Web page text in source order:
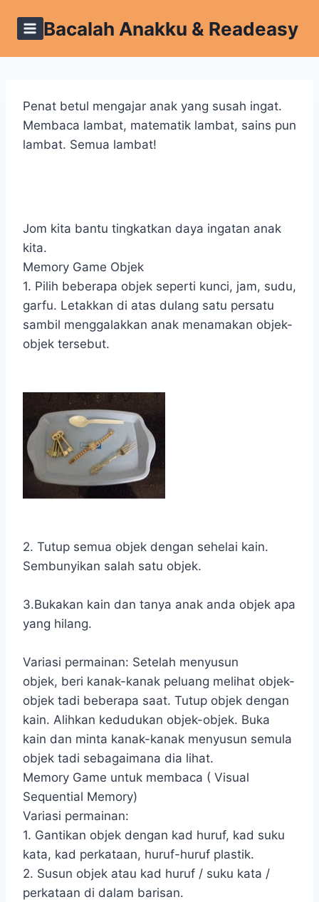
Bacalah Anakku & Readeasy
Penat betul mengajar anak yang susah ingat.
Membaca lambat, matematik lambat, sains pun
lambat. Semua lambat!
Jom kita bantu tingkatkan daya ingatan anak
kita.
Memory Game Objek
1. Pilih beberapa objek seperti kunci, jam, sudu,
garfu. Letakkan di atas dulang satu persatu
sambil menggalakkan anak menamakan objek-
objek tersebut.
2. Tutup semua objek dengan sehelai kain.
Sembunyikan salah satu objek.
3.Bukakan kain dan tanya anak anda objek apa
yang hilang.
Variasi permainan: Setelah menyusun
objek, beri kanak-kanak peluang melihat objek-
objek tadi beberapa saat. Tutup objek dengan
kain. Alihkan kedudukan objek-objek. Buka
kain dan minta kanak-kanak menyusun semula
objek tadi sebagaimana dia lihat.
Memory Game untuk membaca ( Visual
Sequential Memory)
Variasi permainan:
1. Gantikan objek dengan kad huruf, kad suku
kata, kad perkataan, huruf-huruf plastik.
2. Susun objek atau kad huruf / suku kata /
perkataan di dalam barisan.